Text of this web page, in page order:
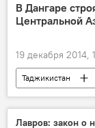
В Дангаре
Центральной
19 декабря 2014,
Таджикистан
Экономика
Строительство
Лавров: закон о